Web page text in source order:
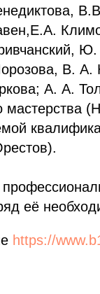
В. А.
А. А.
мастерства
её
https://